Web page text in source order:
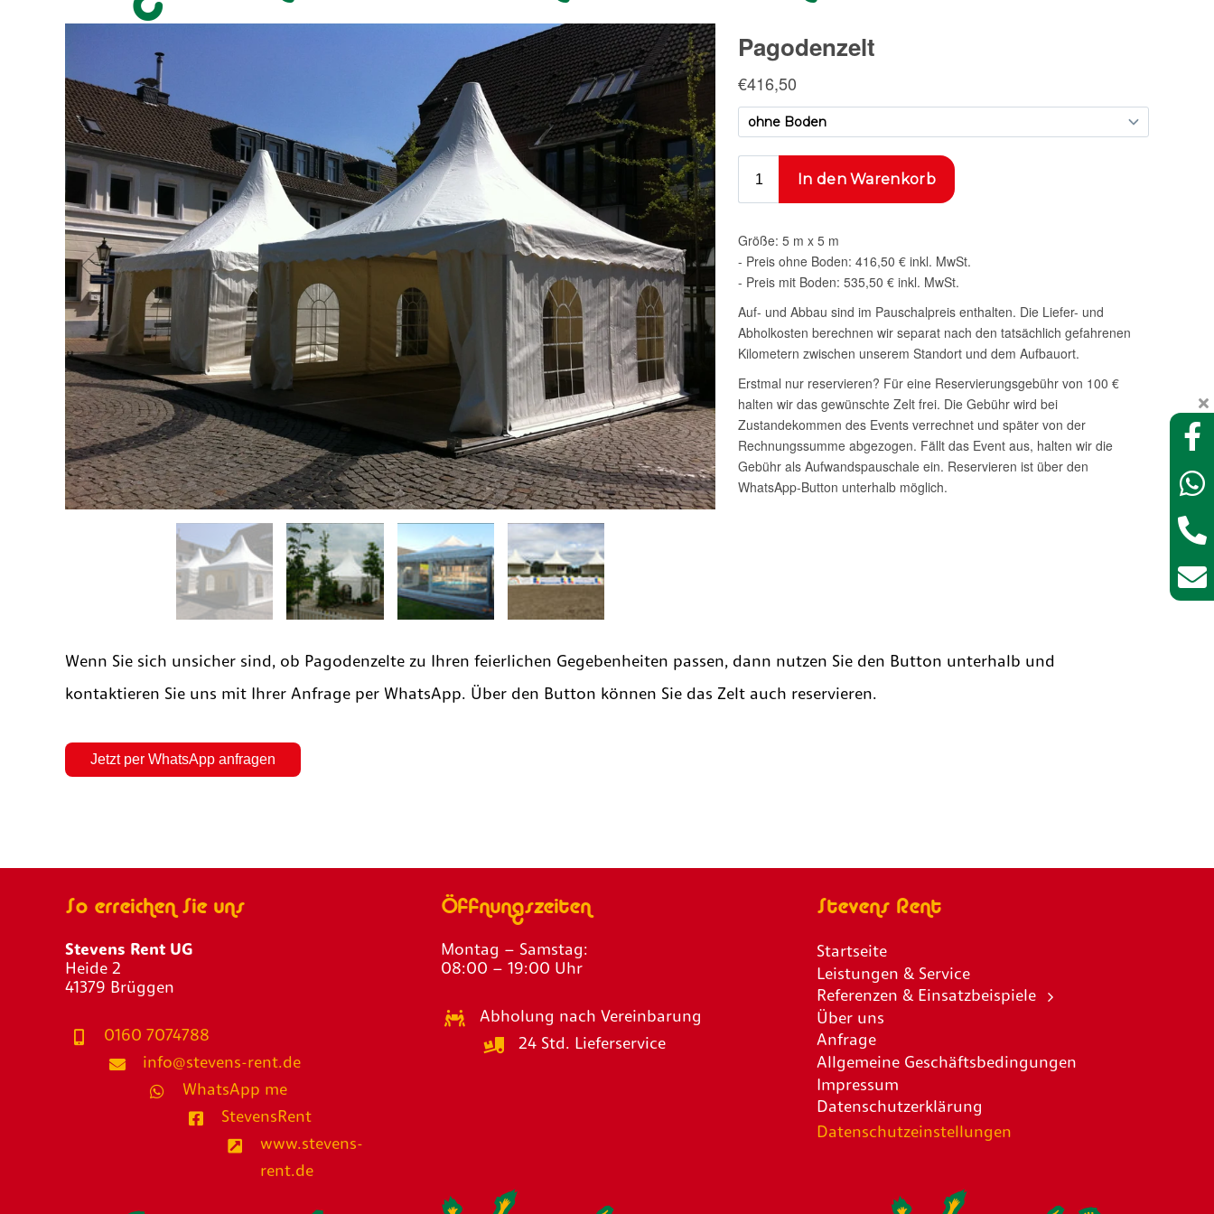
Wenn Sie sich unsicher sind, ob Pagodenzelte zu Ihren feierlichen Gegebenheiten passen, dann nutzen Sie den Button unterhalb und
kontaktieren Sie uns mit Ihrer Anfrage per WhatsApp. Über den Button können Sie das Zelt auch reservieren.
Jetzt per WhatsApp anfragen
So erreichen Sie uns
Stevens Rent UG
Heide 2
41379 Brüggen
0160 7074788
info@stevens-rent.de
WhatsApp me
StevensRent
www.stevens-
rent.de
Öffnungszeiten
Montag – Samstag:
08:00 – 19:00 Uhr
Abholung nach Vereinbarung
24 Std. Lieferservice
Stevens Rent
Startseite
Leistungen & Service
Referenzen & Einsatzbeispiele
Über uns
Anfrage
Allgemeine Geschäftsbedingungen
Impressum
Datenschutzerklärung
Datenschutzeinstellungen